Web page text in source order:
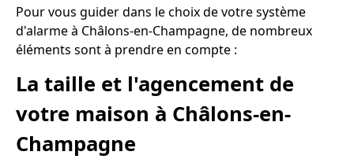
Pour vous guider dans le choix de votre système
d'alarme à Châlons-en-Champagne, de nombreux
éléments sont à prendre en compte :
La taille et l'agencement de
votre maison à Châlons-en-
Champagne